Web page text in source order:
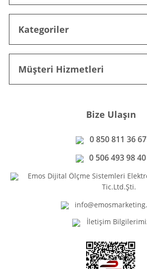
Kategoriler
Müşteri Hizmetleri
Bize Ulaşın
0 850 811 36 67
0 506 493 98 40
Emos Dijital Ölçme Sistemleri
Tic.Ltd.Şti.
İletişim